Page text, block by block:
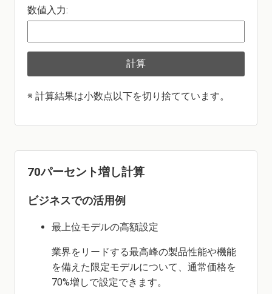
数値入力:
計算
※ 計算結果は小数点以下を切り捨てています。
70パーセント増し計算
ビジネスでの活用例
最上位モデルの高額設定
業界をリードする最高峰の製品性能や機能
を備えた限定モデルについて、通常価格を
70%増しで設定できます。